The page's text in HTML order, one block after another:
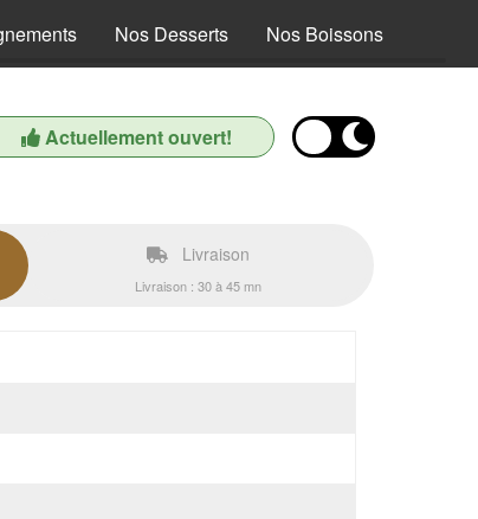
Nos Desserts Nos Boissons
Actuellement ouvert!
Livraison
Livraison : 30 à 45 mn